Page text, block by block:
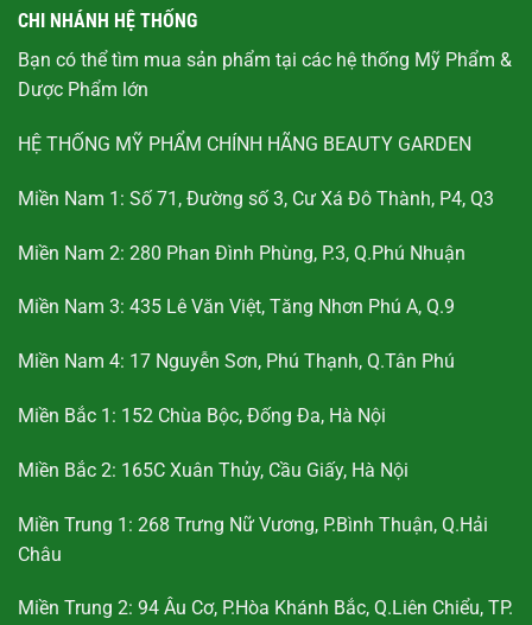
CHI NHÁNH HỆ THỐNG
Bạn có thể tìm mua sản phẩm tại các hệ thống Mỹ Phẩm &
Dược Phẩm lớn
HỆ THỐNG MỸ PHẨM CHÍNH HÃNG BEAUTY GARDEN
Miền Nam 1: Số 71, Đường số 3, Cư Xá Đô Thành, P4, Q3
Miền Nam 2: 280 Phan Đình Phùng, P.3, Q.Phú Nhuận
Miền Nam 3: 435 Lê Văn Việt, Tăng Nhơn Phú A, Q.9
Miền Nam 4: 17 Nguyễn Sơn, Phú Thạnh, Q.Tân Phú
Miền Bắc 1: 152 Chùa Bộc, Đống Đa, Hà Nội
Miền Bắc 2: 165C Xuân Thủy, Cầu Giấy, Hà Nội
Miền Trung 1: 268 Trưng Nữ Vương, P.Bình Thuận, Q.Hải
Châu
Miền Trung 2: 94 Âu Cơ, P.Hòa Khánh Bắc, Q.Liên Chiểu, TP.